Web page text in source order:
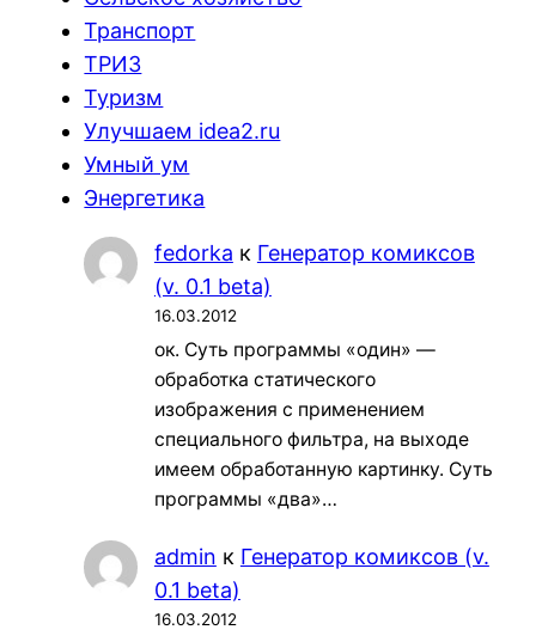
Транспорт
ТРИЗ
Туризм
Улучшаем idea2.ru
Умный ум
Энергетика
fedorka к Генератор комиксов
(v. 0.1 beta)
16.03.2012
ок. Суть программы «один» —
обработка статического
изображения с применением
специального фильтра, на выходе
имеем обработанную картинку. Суть
программы «два»…
admin к Генератор комиксов (v.
0.1 beta)
16.03.2012